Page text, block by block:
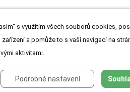
s využitím všech souborů cookies,
a pomůže to s vaší navigací na
aktivitami.
Podrobné nastavení